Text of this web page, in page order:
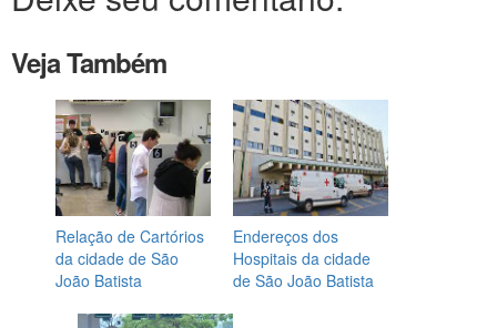
Veja Também
Relação de Cartórios
da cidade de São
João Batista
Endereços dos
Hospitais da cidade
de São João Batista